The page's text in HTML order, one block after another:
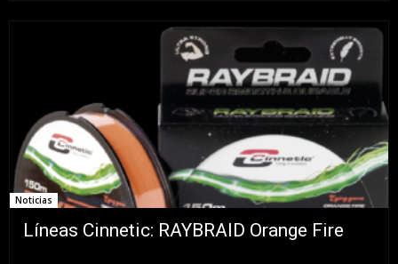
Noticias
Líneas Cinnetic: RAYBRAID Orange Fire